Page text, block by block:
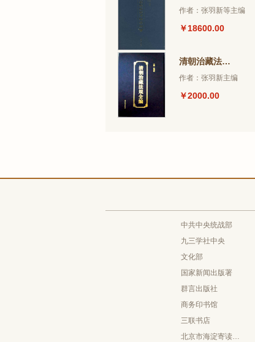
作者：张羽新等主编
￥18600.00
清朝治藏法规全编
作者：张羽新主编
￥2000.00
中共中央统战部
九三学社中央
文化部
国家新闻出版署
群言出版社
商务印书馆
三联书店
北京市海淀寄读学校